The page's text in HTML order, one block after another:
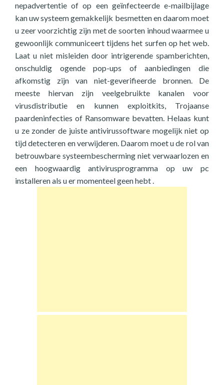
nepadvertentie of op een geïnfecteerde e-mailbijlage
kan uw systeem gemakkelijk besmetten en daarom moet
u zeer voorzichtig zijn met de soorten inhoud waarmee u
gewoonlijk communiceert tijdens het surfen op het web.
Laat u niet misleiden door intrigerende spamberichten,
onschuldig ogende pop-ups of aanbiedingen die
afkomstig zijn van niet-geverifieerde bronnen. De
meeste hiervan zijn veelgebruikte kanalen voor
virusdistributie en kunnen exploitkits, Trojaanse
paardeninfecties of Ransomware bevatten. Helaas kunt
u ze zonder de juiste antivirussoftware mogelijk niet op
tijd detecteren en verwijderen. Daarom moet u de rol van
betrouwbare systeembescherming niet verwaarlozen en
een hoogwaardig antivirusprogramma op uw pc
installeren als u er momenteel geen hebt .